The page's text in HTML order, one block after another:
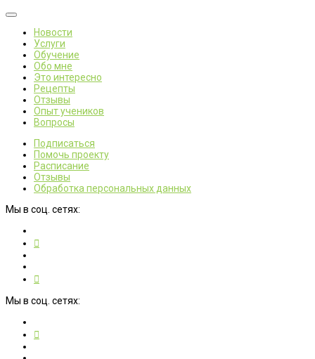
Новости
Услуги
Обучение
Обо мне
Это интересно
Рецепты
Отзывы
Опыт учеников
Вопросы
Подписаться
Помочь проекту
Расписание
Отзывы
Обработка персональных данных
Мы в соц. сетях:
Мы в соц. сетях: